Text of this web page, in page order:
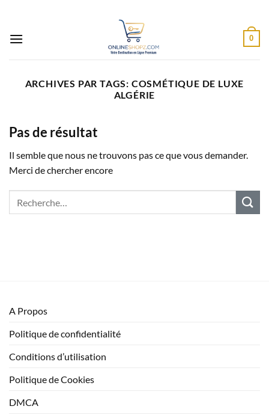
contenu
0
ARCHIVES PAR TAGS: COSMÉTIQUE DE LUXE
ALGÉRIE
Pas de résultat
Il semble que nous ne trouvons pas ce que vous demander.
Merci de chercher encore
A Propos
Politique de confidentialité
Conditions d’utilisation
Politique de Cookies
DMCA